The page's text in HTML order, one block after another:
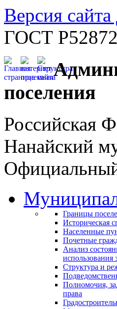
Версия
ГОСТ
поселения
Российская
Нанайский
Официальный
Границы
Историческая
Населенные
Почетные
Анализ
использования
Структура и
Полномочия,
права